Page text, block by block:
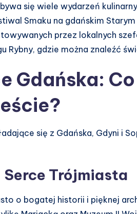
się wiele wydarzeń
Smaku na gdańskim
przez lokalnych
Rybny, gdzie można znaleźć
Gdańska:
się z Gdańska, Gdyni i
Serce Trójmiasta
o bogatej historii i pięknej